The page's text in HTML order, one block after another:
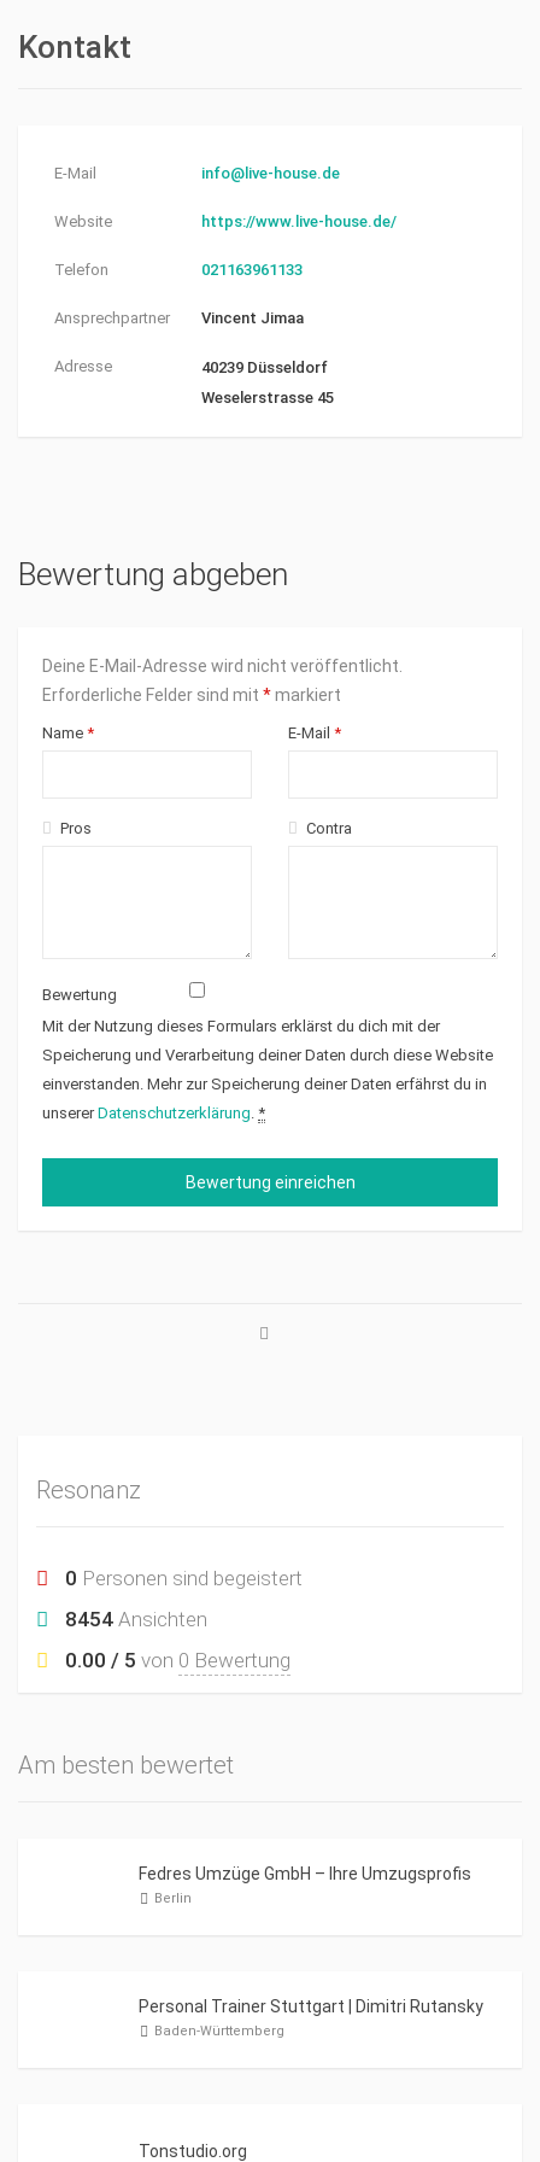
Kontakt
E-Mail info@live-house.de
Website https://www.live-house.de/
Telefon 021163961133
Ansprechpartner Vincent Jimaa
Adresse
40239 Düsseldorf
Weselerstrasse 45
Bewertung abgeben
Deine E-Mail-Adresse wird nicht veröffentlicht.
Erforderliche Felder sind mit *markiert
Name * E-Mail *
Pros Contra
Bewertung
Mit der Nutzung dieses Formulars erklärst du dich mit der
Speicherung und Verarbeitung deiner Daten durch diese Website
einverstanden. Mehr zur Speicherung deiner Daten erfährst du in
unsererDatenschutzerklärung. *
Resonanz
0 Personen sind begeistert
8454 Ansichten
0.00 / 5 von 0 Bewertung
Am besten bewertet
Fedres Umzüge GmbH – Ihre Umzugsprofis
Berlin
Personal Trainer Stuttgart | Dimitri Rutansky
Baden-Württemberg
Tonstudio.org